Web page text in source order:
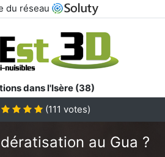
du réseau
dans l'Isère (38)
(111 votes)
au Gua ?